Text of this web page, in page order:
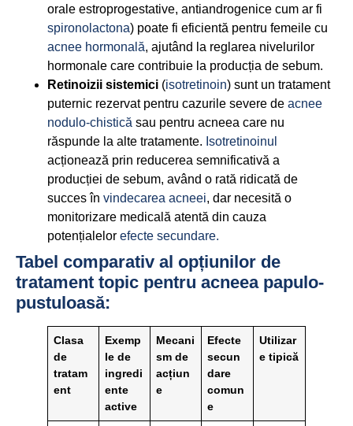
orale estroprogestative, antiandrogenice cum ar fi
spironolactona) poate fi eficientă pentru femeile cu
acnee hormonală, ajutând la reglarea nivelurilor
hormonale care contribuie la producția de sebum.
Retinoizii sistemici (isotretinoin) sunt un tratament
puternic rezervat pentru cazurile severe de acnee
nodulo-chistică sau pentru acneea care nu
răspunde la alte tratamente. Isotretinoinul
acționează prin reducerea semnificativă a
producției de sebum, având o rată ridicată de
succes în vindecarea acneei, dar necesită o
monitorizare medicală atentă din cauza
potențialelor efecte secundare.
Tabel comparativ al opțiunilor de
tratament topic pentru acneea papulo-
pustuloasă:
Clasa
de
tratam
ent
Exemp
le de
ingredi
ente
active
Mecani
sm de
acțiun
e
Efecte
secun
dare
comun
e
Utilizar
e tipică